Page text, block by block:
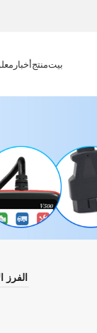
بيتمنتج أخبار